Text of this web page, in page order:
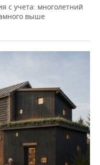
с учета: многолетний
выше